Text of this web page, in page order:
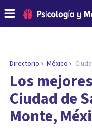
ENCONTRAR MI
¿Necesitas
psicólogo
Responde a unas
los profesionales que
necesidades.
Directorio México
Los
Ciudad de
Monte,